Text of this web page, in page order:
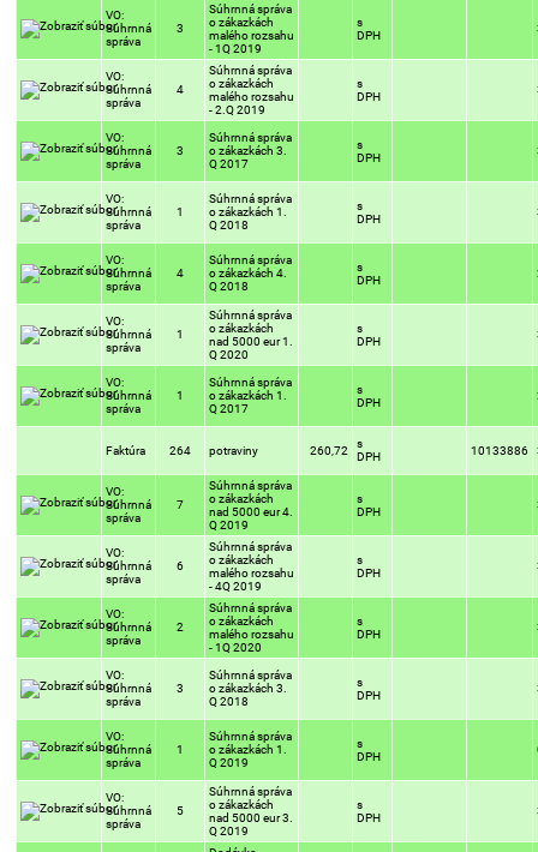
VO:
Súhrnná
správa
3
Súhrnná správa
o zákazkách
malého rozsahu
- 1Q 2019
s
DPH
VO:
Súhrnná
správa
4
Súhrnná správa
o zákazkách
malého rozsahu
- 2.Q 2019
s
DPH
VO:
Súhrnná
správa
3
Súhrnná správa
o zákazkách 3.
Q 2017
s
DPH
VO:
Súhrnná
správa
1
Súhrnná správa
o zákazkách 1.
Q 2018
s
DPH
VO:
Súhrnná
správa
4
Súhrnná správa
o zákazkách 4.
Q 2018
s
DPH
VO:
Súhrnná
správa
1
Súhrnná správa
o zákazkách
nad 5000 eur 1.
Q 2020
s
DPH
VO:
Súhrnná
správa
1
Súhrnná správa
o zákazkách 1.
Q 2017
s
DPH
Faktúra 264 potraviny 260,72
s
DPH
10133886
VO:
Súhrnná
správa
7
Súhrnná správa
o zákazkách
nad 5000 eur 4.
Q 2019
s
DPH
VO:
Súhrnná
správa
6
Súhrnná správa
o zákazkách
malého rozsahu
- 4Q 2019
s
DPH
VO:
Súhrnná
správa
2
Súhrnná správa
o zákazkách
malého rozsahu
- 1Q 2020
s
DPH
VO:
Súhrnná
správa
3
Súhrnná správa
o zákazkách 3.
Q 2018
s
DPH
VO:
Súhrnná
správa
1
Súhrnná správa
o zákazkách 1.
Q 2019
s
DPH
VO:
Súhrnná
správa
5
Súhrnná správa
o zákazkách
nad 5000 eur 3.
Q 2019
s
DPH